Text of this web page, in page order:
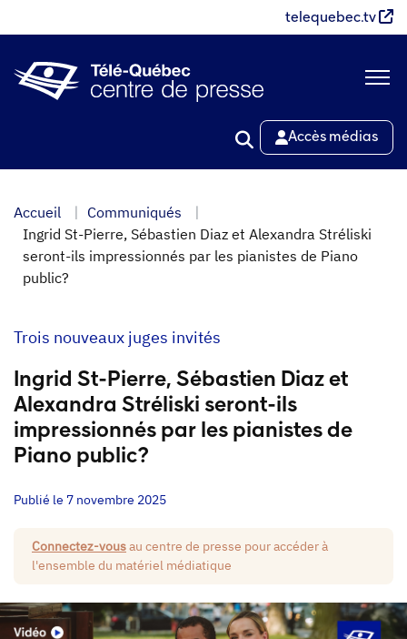
au
principal
telequebec.tv
Accès médias
Accueil
Communiqués
Ingrid St-Pierre, Sébastien Diaz et Alexandra Stréliski
seront-ils impressionnés par les pianistes de Piano
public?
Trois nouveaux juges invités
Ingrid St-Pierre, Sébastien Diaz et
Alexandra Stréliski seront-ils
impressionnés par les pianistes de
Piano public?
Publié le 7 novembre 2025
Connectez-vousau centre de presse pour accéder à
l'ensemble du matériel médiatique